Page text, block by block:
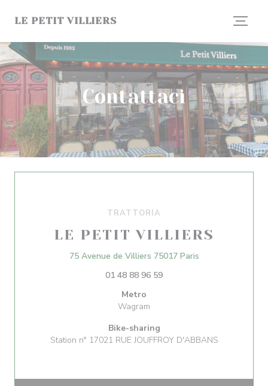
LE PETIT VILLIERS
Contattaci
TRATTORIA
LE PETIT VILLIERS
75 Avenue de Villiers 75017 Paris((apre una
01 48 88 96 59
Metro
Wagram
Bike-sharing
Station n° 17021 RUE JOUFFROY D'ABBANS